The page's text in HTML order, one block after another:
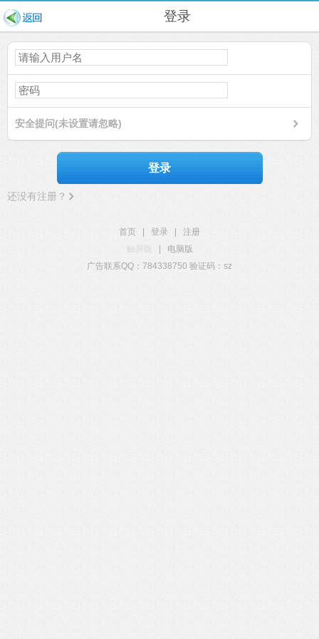
登录
安全提问(未设置请忽略)
登录
还没有注册？
首页 登录
注册
触屏版
电脑版
广告联系QQ：784338750 验证码：sz